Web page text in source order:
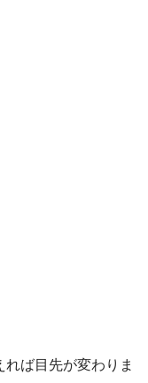
ば目先が変わりま